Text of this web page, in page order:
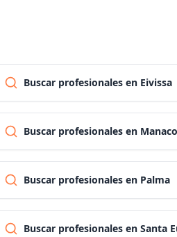
Santa
Segovia
Buscar profesionales en Eivissa
Buscar profesionales en
Buscar profesionales en Palma
Buscar profesionales en Santa